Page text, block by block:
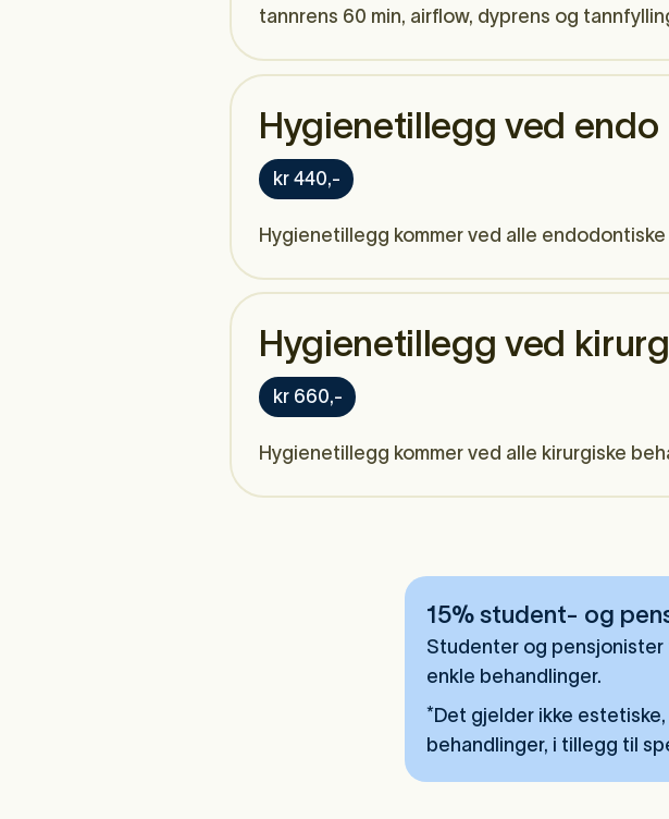
tannrens 60 min, airflow, dyprens og
Hygienetillegg ved endo
kr 440,-
Hygienetillegg kommer ved alle
Hygienetillegg ved
kr 660,-
Hygienetillegg kommer ved alle kirurgiske
15% student- og
Studenter og pensjonister
enkle behandlinger.
*Det gjelder ikke
behandlinger, i tillegg til